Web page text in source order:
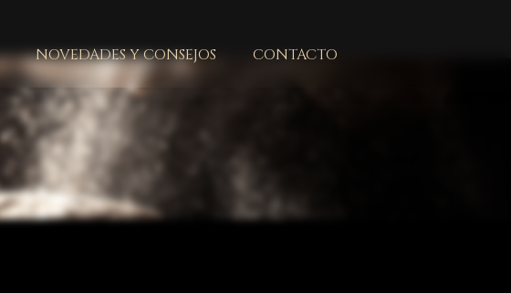
NOVEDADES Y CONSEJOS CONTACTO